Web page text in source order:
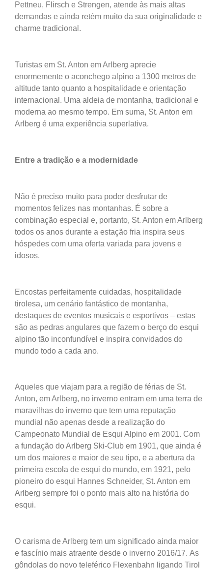
Pettneu, Flirsch e Strengen, atende às mais altas
demandas e ainda retém muito da sua originalidade e
charme tradicional.
Turistas em St. Anton em Arlberg aprecie
enormemente o aconchego alpino a 1300 metros de
altitude tanto quanto a hospitalidade e orientação
internacional. Uma aldeia de montanha, tradicional e
moderna ao mesmo tempo. Em suma, St. Anton em
Arlberg é uma experiência superlativa.
Entre a tradição e a modernidade
Não é preciso muito para poder desfrutar de
momentos felizes nas montanhas. É sobre a
combinação especial e, portanto, St. Anton em Arlberg
todos os anos durante a estação fria inspira seus
hóspedes com uma oferta variada para jovens e
idosos.
Encostas perfeitamente cuidadas, hospitalidade
tirolesa, um cenário fantástico de montanha,
destaques de eventos musicais e esportivos – estas
são as pedras angulares que fazem o berço do esqui
alpino tão inconfundível e inspira convidados do
mundo todo a cada ano.
Aqueles que viajam para a região de férias de St.
Anton, em Arlberg, no inverno entram em uma terra de
maravilhas do inverno que tem uma reputação
mundial não apenas desde a realização do
Campeonato Mundial de Esqui Alpino em 2001. Com
a fundação do Arlberg Ski-Club em 1901, que ainda é
um dos maiores e maior de seu tipo, e a abertura da
primeira escola de esqui do mundo, em 1921, pelo
pioneiro do esqui Hannes Schneider, St. Anton em
Arlberg sempre foi o ponto mais alto na história do
esqui.
O carisma de Arlberg tem um significado ainda maior
e fascínio mais atraente desde o inverno 2016/17. As
gôndolas do novo teleférico Flexenbahn ligando Tirol